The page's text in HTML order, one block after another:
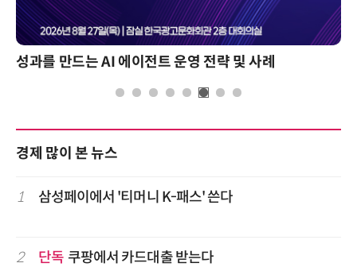
성과를 만드는 AI 에이전트 운영 전략 및 사례
경제 많이 본 뉴스
1 삼성페이에서 '티머니 K-패스' 쓴다
2 단독 쿠팡에서 카드대출 받는다